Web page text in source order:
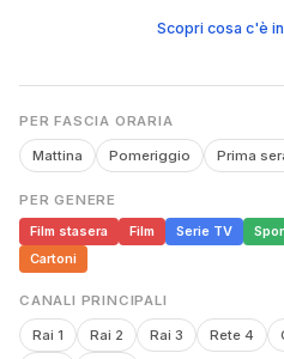
Scopri cosa c'è
PER FASCIA ORARIA
Mattina Pomeriggio Prima
PER GENERE
Film stasera
Film Serie TV
Cartoni
CANALI PRINCIPALI
Rai 1 Rai 2 Rai 3 Rete 4